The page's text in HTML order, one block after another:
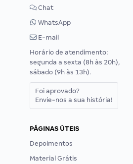
Chat
WhatsApp
E-mail
Horário de atendimento:
segunda a sexta (8h às 20h),
sábado (9h às 13h).
Foi aprovado?
Envie-nos a sua história!
PÁGINAS ÚTEIS
Depoimentos
Material Grátis